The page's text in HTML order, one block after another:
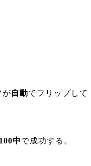
が自動でフリップして
中で成功する。